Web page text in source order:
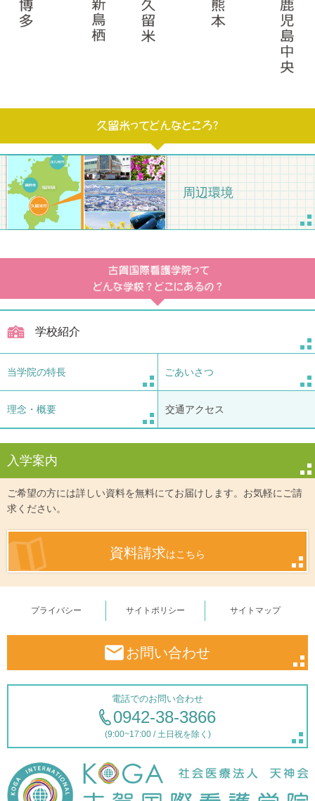
周辺環境
学校紹介
当学院の特長 ごあいさつ
理念・概要 交通アクセス
入学案内
ご希望の方には詳しい資料を無料にてお届けします。お気軽にご請
求ください。
資料請求はこちら
プライバシー サイトポリシー サイトマップ
お問い合わせ
電話でのお問い合わせ
0942-38-3866
(9:00~17:00 / 土日祝を除く)